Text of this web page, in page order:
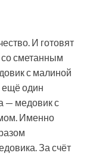
И готовят
со сметанным
с малиной
ещё один
— медовик с
Именно
За счёт